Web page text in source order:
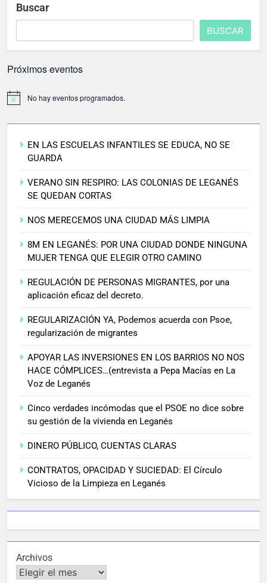
Buscar
BUSCAR
Próximos eventos
No hay eventos programados.
EN LAS ESCUELAS INFANTILES SE EDUCA, NO SE
GUARDA
VERANO SIN RESPIRO: LAS COLONIAS DE LEGANÉS
SE QUEDAN CORTAS
NOS MERECEMOS UNA CIUDAD MÁS LIMPIA
8M EN LEGANÉS: POR UNA CIUDAD DONDE NINGUNA
MUJER TENGA QUE ELEGIR OTRO CAMINO
REGULACIÓN DE PERSONAS MIGRANTES, por una
aplicación eficaz del decreto.
REGULARIZACIÓN YA, Podemos acuerda con Psoe,
regularización de migrantes
APOYAR LAS INVERSIONES EN LOS BARRIOS NO NOS
HACE CÓMPLICES…(entrevista a Pepa Macías en La
Voz de Leganés
Cinco verdades incómodas que el PSOE no dice sobre
su gestión de la vivienda en Leganés
DINERO PÚBLICO, CUENTAS CLARAS
CONTRATOS, OPACIDAD Y SUCIEDAD: El Círculo
Vicioso de la Limpieza en Leganés
Archivos